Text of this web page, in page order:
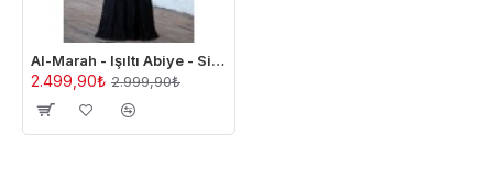
Al-Marah - Işıltı Abiye - Siyah
2.499,90₺ 2.999,90₺